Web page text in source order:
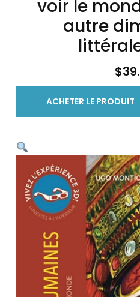
voir le
autre
$
ACHETER LE PRODUIT